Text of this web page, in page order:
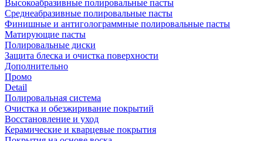
Высокоабразивные полировальные пасты
Среднеабразивные полировальные пасты
Финишные и антиголограммные полировальные пасты
Матирующие пасты
Полировальные диски
Защита блеска и очистка поверхности
Дополнительно
Промо
Detail
Полировальная система
Очистка и обезжиривание покрытий
Восстановление и уход
Керамические и кварцевые покрытия